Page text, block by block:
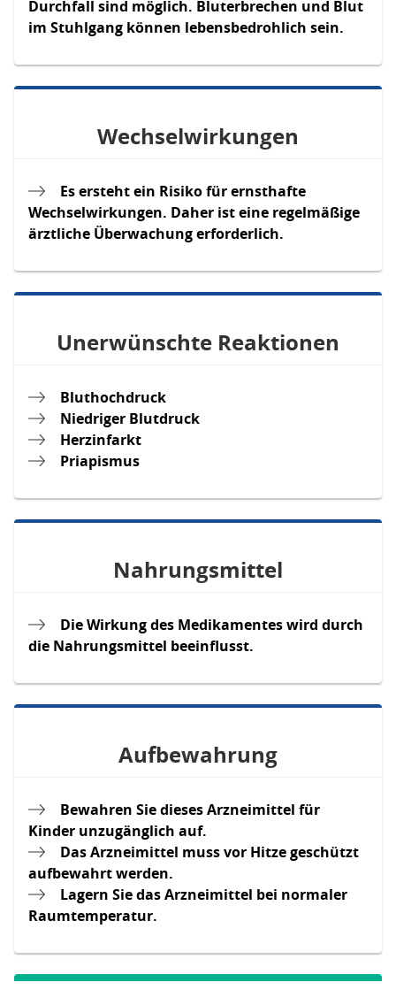
Durchfall sind möglich. Bluterbrechen und Blut
im Stuhlgang können lebensbedrohlich sein.
Wechselwirkungen
Es ersteht ein Risiko für ernsthafte
Wechselwirkungen. Daher ist eine regelmäßige
ärztliche Überwachung erforderlich.
Unerwünschte Reaktionen
Bluthochdruck
Niedriger Blutdruck
Herzinfarkt
Priapismus
Nahrungsmittel
Die Wirkung des Medikamentes wird durch
die Nahrungsmittel beeinflusst.
Aufbewahrung
Bewahren Sie dieses Arzneimittel für
Kinder unzugänglich auf.
Das Arzneimittel muss vor Hitze geschützt
aufbewahrt werden.
Lagern Sie das Arzneimittel bei normaler
Raumtemperatur.